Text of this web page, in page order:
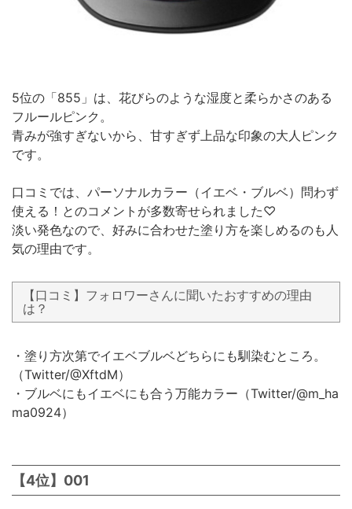
5位の「855」は、花びらのような湿度と柔らかさのある
フルールピンク。
青みが強すぎないから、甘すぎず上品な印象の大人ピンク
です。
口コミでは、パーソナルカラー（イエベ・ブルベ）問わず
使える！とのコメントが多数寄せられました♡
淡い発色なので、好みに合わせた塗り方を楽しめるのも人
気の理由です。
【口コミ】フォロワーさんに聞いたおすすめの理由
は？
・塗り方次第でイエベブルベどちらにも馴染むところ。
（Twitter/@XftdM）
・ブルベにもイエベにも合う万能カラー（Twitter/@m_ha
ma0924）
【4位】001